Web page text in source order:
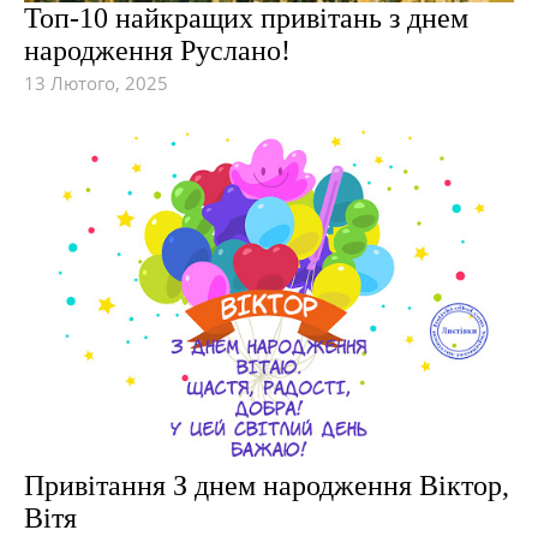
Топ-10 найкращих привітань з днем
народження Руслано!
13 Лютого, 2025
Привітання З днем народження Віктор,
Вітя